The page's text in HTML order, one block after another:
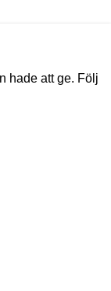
hade att ge. Följ